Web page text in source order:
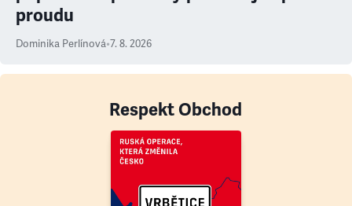
proudu
Dominika Perlínová•7. 8. 2026
Respekt Obchod